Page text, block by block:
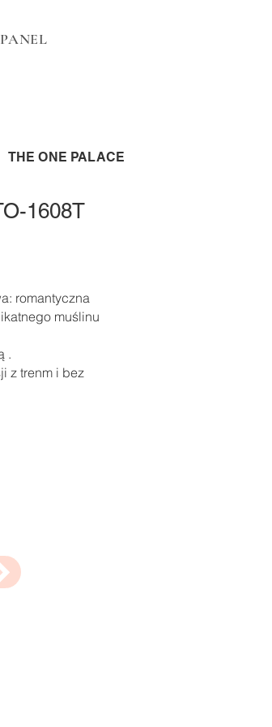
THE ONE PALACE
1608T
romantyczna
muślinu
.
z trenm i bez